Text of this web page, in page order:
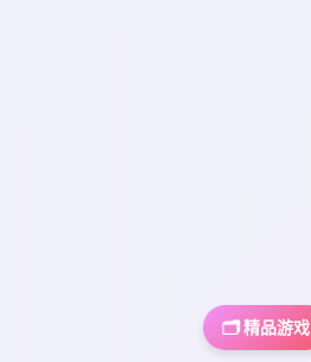
🗂️ 精品游戏